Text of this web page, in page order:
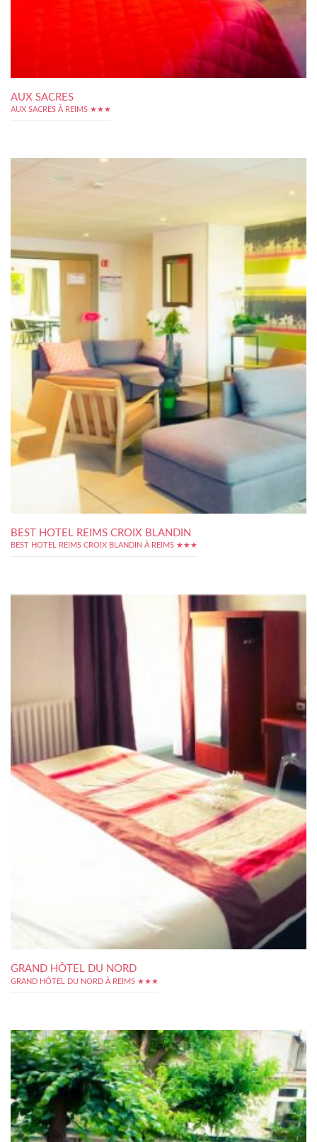
AUX SACRES
AUX SACRES À REIMS ★★★
BEST HOTEL REIMS CROIX BLANDIN
BEST HOTEL REIMS CROIX BLANDIN À REIMS ★★★
GRAND HÔTEL DU NORD
GRAND HÔTEL DU NORD À REIMS ★★★